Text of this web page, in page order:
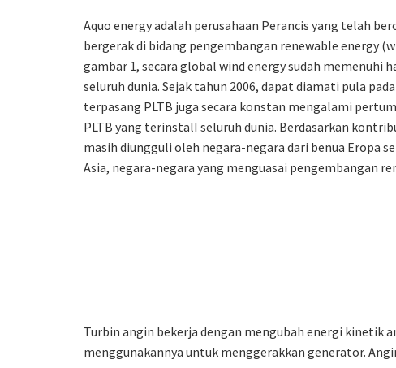
Aquo energy adalah perusahaan Perancis yang telah
bergerak di bidang pengembangan renewable energy
gambar 1, secara global wind energy sudah
seluruh dunia. Sejak tahun 2006, dapat diamati pula
terpasang PLTB juga secara konstan mengalami
PLTB yang terinstalI seluruh dunia. Berdasarkan
masih diungguli oleh negara-negara dari benua Eropa
Asia, negara-negara yang menguasai pengembangan
Turbin angin bekerja dengan mengubah energi kinetik
menggunakannya untuk menggerakkan generator.